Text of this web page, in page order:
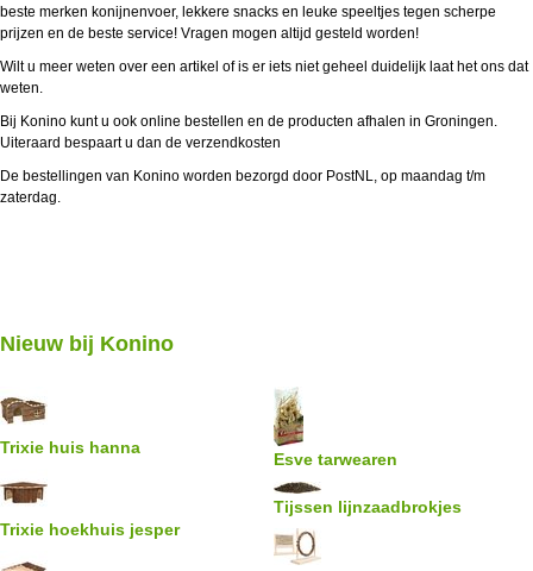
beste merken konijnenvoer, lekkere snacks en leuke speeltjes tegen scherpe
prijzen en de beste service! Vragen mogen altijd gesteld worden!
Wilt u meer weten over een artikel of is er iets niet geheel duidelijk laat het ons dat
weten.
Bij Konino kunt u ook online bestellen en de producten afhalen in Groningen.
Uiteraard bespaart u dan de verzendkosten
De bestellingen van Konino worden bezorgd door PostNL, op maandag t/m
zaterdag.
Nieuw bij Konino
Trixie huis hanna
Trixie hoekhuis jesper
Esve tarwearen
Tijssen lijnzaadbrokjes